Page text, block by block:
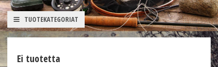
TUOTEKATEGORIAT
Ei tuotetta